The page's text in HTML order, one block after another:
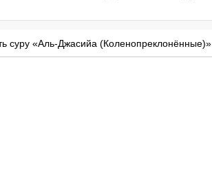
суру «Аль-Джасийа (Коленопреклонённые)»